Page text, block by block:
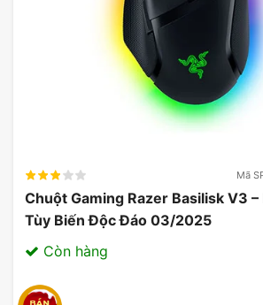
Hiệu năng & trải
dùng
Chất lượng âm thanh & công
Mã
Chuột Gaming Razer Basilisk V3 –
Tùy Biến Độc Đáo 03/2025
Còn hàng